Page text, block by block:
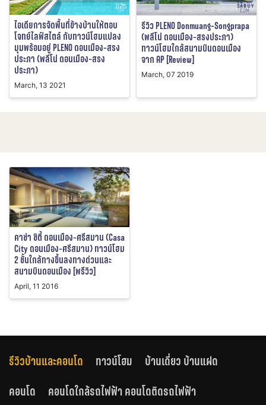
ไอเดียการจัดพื้นที่ข้างบ้านให้ตอบ
โจทย์ไลฟ์สไตล์ กับทาวน์โฮมแปลง
มุมพร้อมอยู่ PLENO ดอนเมือง-สรง
ประภา (พลีโน่ ดอนเมือง-สรง
ประภา)
March, 13 2021
รีวิว PLENO Donmuang-Songprapa
(พลีโน่ ดอนเมือง-สรงประภา)
ทาวน์โฮมใกล้สนามบินดอนเมือง
จาก AP [Review]
March, 07 2019
คาซ่า ซิตี้ ดอนเมือง-ศรีสมาน (Casa
City ดอนเมือง-ศรีสมาน) ทาวน์โฮม
2 ชั้นใกล้ทางขึ้นลงทางด่วนและ
สนามบินดอนเมือง [พรีวิว]
April, 11 2016
รีวิวบ้านและคอนโด ทาวน์โฮม
บ้านเดี่ยว บ้านแฝด
คอนโด
คอนโดใกล้รถไฟฟ้า คอนโดติดรถไฟฟ้า